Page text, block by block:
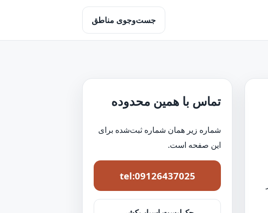
جست‌وجوی مناطق
تماس با همین محدوده
شماره زیر همان شماره ثبت‌شده برای
این صفحه است.
tel:09126437025